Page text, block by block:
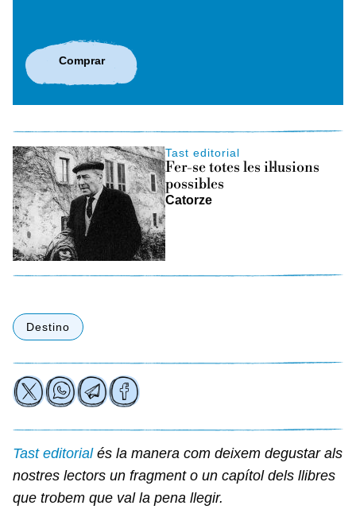
Comprar
Tast editorial
Fer-se totes les il·lusions
possibles
Catorze
Destino
Tast editorialés la manera com deixem degustar als
nostres lectors un fragment o un capítol dels llibres
que trobem que val la pena llegir.